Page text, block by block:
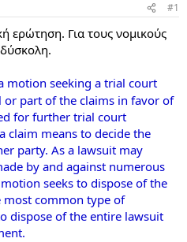
#1
ερώτηση. Για τους νομικούς
motion seeking a trial court
part of the claims in favor of
for further trial court
claim means to decide the
party. As a lawsuit may
by and against numerous
seeks to dispose of the
most common type of
dispose of the entire lawsuit